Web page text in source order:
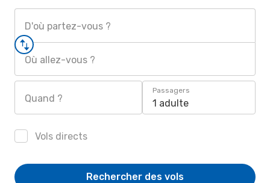
D'où partez-vous ?
Où allez-vous ?
Quand ?
Passagers
1 adulte
Vols directs
Rechercher des vols